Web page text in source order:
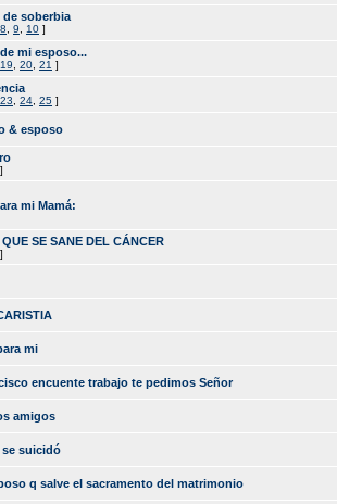
de soberbia
8 9 10 ]
mi esposo...
19 20 21 ]
23 24 25 ]
& esposo
]
mi Mamá:
SE SANE DEL CÁNCER
]
mi
encuente trabajo te pedimos Señor
amigos
se suicidó
q salve el sacramento del matrimonio